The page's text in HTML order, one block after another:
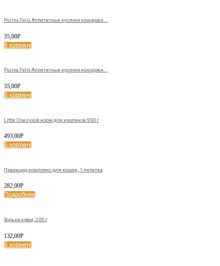
Purina Felix Аппетитные кусочки консерви...
35,00Р
В корзину
Purina Felix Аппетитные кусочки консерви...
35,00Р
В корзину
Little One сухой корм для кроликов 900 г
493,00Р
В корзину
Празицид-комплекс для кошек, 1 пипетка
282,00Р
Подробнее
Зорька крем, 200 г
132,00Р
В корзину